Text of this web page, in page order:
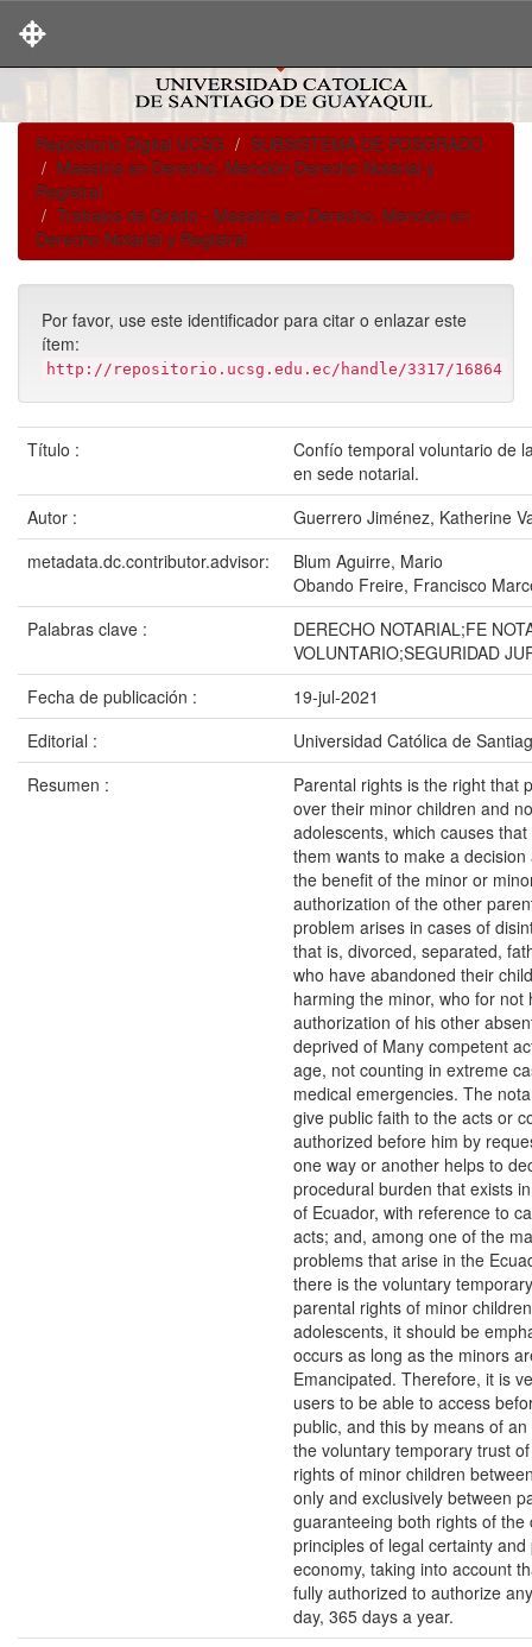
navigation
Repositorio Digital UCSG
SUBSISTEMA DE POSGRADO
Maestría en Derecho, Mención Derecho Notarial y
Registral
Trabajos de Grado - Maestría en Derecho, Mención en
Derecho Notarial y Registral
Por favor, use este identificador para citar o enlazar este
ítem:
http://repositorio.ucsg.edu.ec/handle/3317/16864
Título :
Confío temporal voluntario de
en sede notarial.
Autor :
Guerrero Jiménez, Katherine
metadata.dc.contributor.advisor:
Blum Aguirre, Mario
Obando Freire, Francisco
Palabras clave :
DERECHO NOTARIAL;FE
VOLUNTARIO;SEGURIDAD
Fecha de publicación :
19-jul-2021
Editorial :
Universidad Católica de
Resumen :
Parental rights is the right that
over their minor children and
adolescents, which causes
them wants to make a
the benefit of the minor or
authorization of the other
problem arises in cases of
that is, divorced, separated,
who have abandoned their
harming the minor, who for not
authorization of his other
deprived of Many competent
age, not counting in extreme
medical emergencies. The
give public faith to the acts or
authorized before him by
one way or another helps to
procedural burden that exists
of Ecuador, with reference to
acts; and, among one of the
problems that arise in the
there is the voluntary
parental rights of minor
adolescents, it should be
occurs as long as the minors
Emancipated. Therefore, it is
users to be able to access
public, and this by means of
the voluntary temporary trust
rights of minor children
only and exclusively between
guaranteeing both rights of the
principles of legal certainty
economy, taking into account
fully authorized to authorize
day, 365 days a year.